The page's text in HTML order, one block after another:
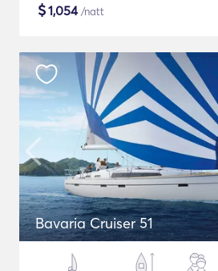
$1,054/natt
Bavaria Cruiser 51